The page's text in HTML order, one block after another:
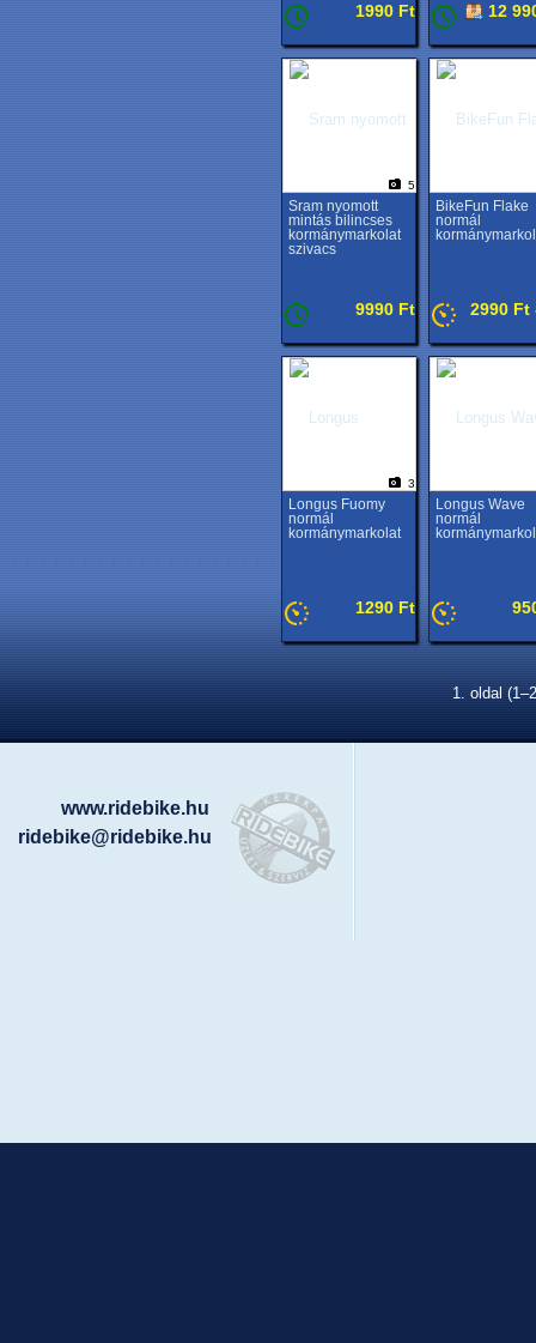
1990 Ft 12
5
Sram nyomott
mintás bilincses
kormánymarkolat
szivacs
9990 Ft
BikeFun Flake
normál
2990 Ft
3
Longus Fuomy
normál
kormánymarkolat
1290 Ft
Longus Wave
normál
1. oldal
www.ridebike.hu
ridebike@ridebike.hu